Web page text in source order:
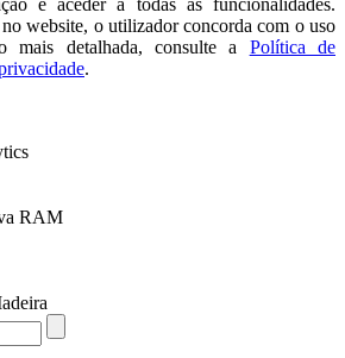
website, o utilizador concorda com o uso
mais detalhada, consulte a
Política de
.